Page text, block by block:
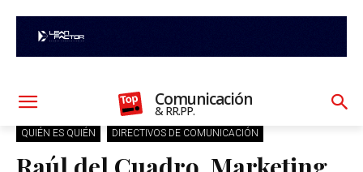
Comunicación
& RR.PP.
QUIÉN ES QUIÉN DIRECTIVOS DE COMUNICACIÓN